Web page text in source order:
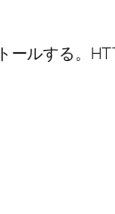
ールする。